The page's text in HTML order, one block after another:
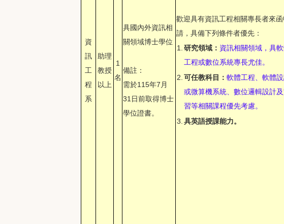
資
訊
工
程
系
助理
教授
以上
1
名
具國內外資訊相
關領域博士學位
備註：
需於115年7月
31日前取得博士
學位證書。
歡迎具有資訊工程相關專長者來函
請，具備下列條件者優先：
1. 研究領域： 資訊相關領域，具
工程或數位系統專長尤佳。
2. 可任教科目： 軟體工程、軟體
或微算機系統、數位邏輯設計
習等相關課程優先考慮。
3. 具英語授課能力。